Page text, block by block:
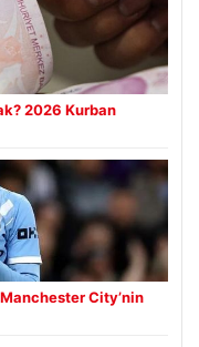
2026 Kurban
City’nin